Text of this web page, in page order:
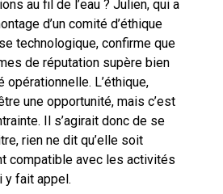
au fil de l’eau ? Julien, qui a
d’un comité d’éthique
technologique, confirme que
de réputation supère bien
opérationnelle. L’éthique,
une opportunité, mais c’est
Il s’agirait donc de se
rien ne dit qu’elle soit
compatible avec les activités
y fait appel.